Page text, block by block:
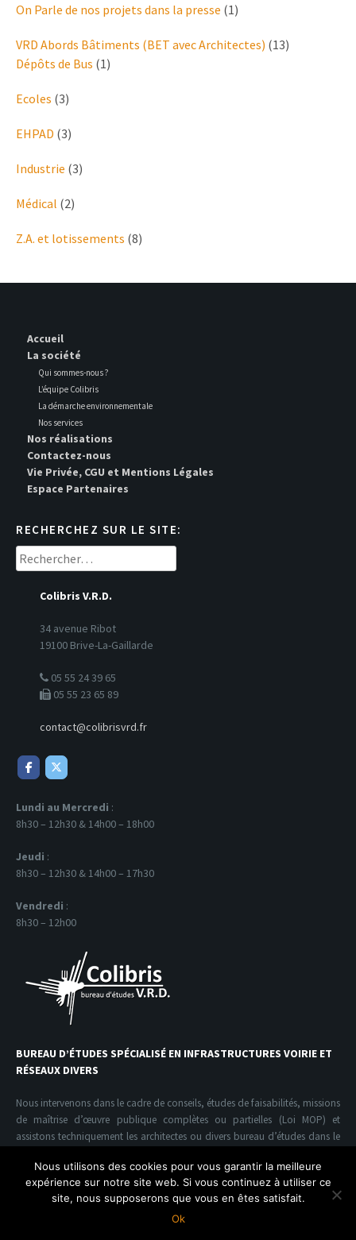
On Parle de nos projets dans la presse (1)
VRD Abords Bâtiments (BET avec Architectes) (13)
Dépôts de Bus (1)
Ecoles (3)
EHPAD (3)
Industrie (3)
Médical (2)
Z.A. et lotissements (8)
Accueil
La société
Qui sommes-nous ?
L’équipe Colibris
La démarche environnementale
Nos services
Nos réalisations
Contactez-nous
Vie Privée, CGU et Mentions Légales
Espace Partenaires
RECHERCHEZ SUR LE SITE:
Rechercher :
Colibris V.R.D.
34 avenue Ribot
19100 Brive-La-Gaillarde
05 55 24 39 65
05 55 23 65 89
contact@colibrisvrd.fr
Lundi au Mercredi :
8h30 – 12h30 & 14h00 – 18h00
Jeudi :
8h30 – 12h30 & 14h00 – 17h30
Vendredi :
8h30 – 12h00
BUREAU D’ÉTUDES SPÉCIALISÉ EN INFRASTRUCTURES VOIRIE ET
RÉSEAUX DIVERS
Nous intervenons dans le cadre de conseils, études de faisabilités, missions
de maîtrise d’œuvre publique complètes ou partielles (Loi MOP) et
assistons techniquement les architectes ou divers bureau d’études dans le
Nous utilisons des cookies pour vous garantir la meilleure
expérience sur notre site web. Si vous continuez à utiliser ce
site, nous supposerons que vous en êtes satisfait.
Ok